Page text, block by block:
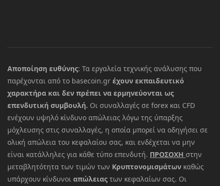
Αποποίηση ευθύνης: Τα εργαλεία τεχνικής ανάλυσης που
παρέχονται από το basecoin.gr έχουν εκπαιδευτικό
χαρακτήρα και δεν πρέπει να ερμηνεύονται ως
επενδυτική συμβουλή. Οι συναλλαγές σε forex και CFD
ενέχουν υψηλό κίνδυνο απώλειας λόγω της ύπαρξης
μόχλευσης στις συναλλαγές, η οποία μπορεί να οδηγήσει σε
ολική απώλεια του κεφαλαίου σας, και ενδέχεται να μην
είναι κατάλληλες για κάθε τύπο επενδυτή. ΠΡΟΣΟΧΗ στην
μεταβλητότητα των τιμών των Κρυπτονομισμάτων καθώς
υπάρχουν κίνδυνοι απώλειας των κεφαλαίων σας. Οι